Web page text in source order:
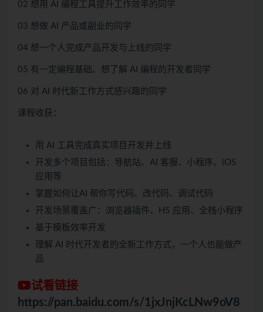
02 想用 AI 编程工具提升工作效率的同学
03 想做 AI 产品或副业的同学
04 想一个人完成产品开发与上线的同学
05 有一定编程基础、想了解 AI 编程的开发者同学
06 对 AI 时代新工作方式感兴趣的同学
课程收获：
用 AI 工具完成真实项目开发并上线
开发多个项目包括：导航站、AI 客服、小程序、iOS
应用等
掌握如何让AI 帮你写代码、改代码、调试代码
开发场景覆盖广：浏览器插件、H5 应用、全栈小程序
基于模板效率开发
理解 AI 时代开发者的全新工作方式，一个人也能做产
品
试看链接
https://pan.baidu.com/s/1jxJnjKcLNw9oV8